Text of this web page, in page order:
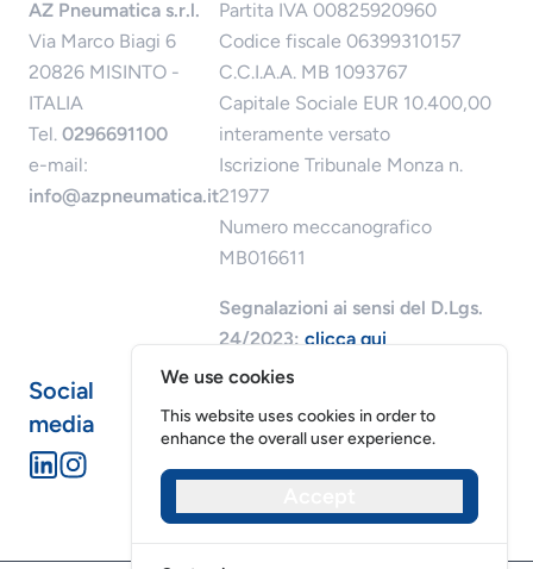
AZ Pneumatica s.r.l.
Via Marco Biagi 6
20826 MISINTO -
ITALIA
Tel. 0296691100
e-mail:
info@azpneumatica.it
Partita IVA 00825920960
Codice fiscale 06399310157
C.C.I.A.A. MB 1093767
Capitale Sociale EUR 10.400,00
interamente versato
Iscrizione Tribunale Monza n.
21977
Numero meccanografico
MB016611
Segnalazioni ai sensi del D.Lgs.
24/2023:clicca qui
Social
media
Riservatezza dei datiCookies
We use cookies
This website uses cookies in order to
enhance the overall user experience.